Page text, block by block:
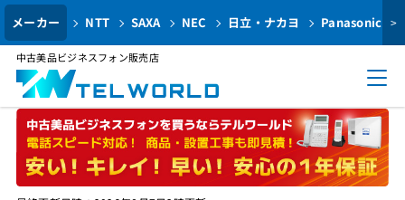
メーカー NTT SAXA NEC 日立・ナカヨ Panasonic >
中古美品ビジネスフォン販売店